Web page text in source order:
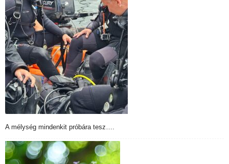
A mélység mindenkit próbára tesz….